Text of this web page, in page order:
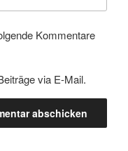
Kommentare
via E-Mail.